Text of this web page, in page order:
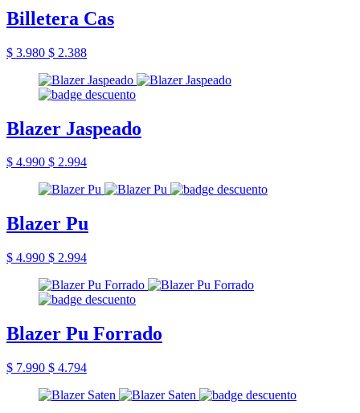
Billetera Cas
$ 3.980 $ 2.388
Blazer Jaspeado
$ 4.990 $ 2.994
Blazer Pu
$ 4.990 $ 2.994
Blazer Pu Forrado
$ 7.990 $ 4.794